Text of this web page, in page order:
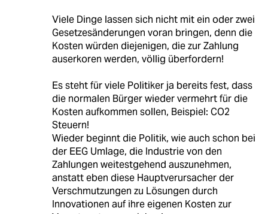
Viele Dinge lassen sich nicht mit ein oder zwei
Gesetzesänderungen voran bringen, denn die
Kosten würden diejenigen, die zur Zahlung
auserkoren werden, völlig überfordern!
Es steht für viele Politiker ja bereits fest, dass
die normalen Bürger wieder vermehrt für die
Kosten aufkommen sollen, Beispiel: CO2
Steuern!
Wieder beginnt die Politik, wie auch schon bei
der EEG Umlage, die Industrie von den
Zahlungen weitestgehend auszunehmen,
anstatt eben diese Hauptverursacher der
Verschmutzungen zu Lösungen durch
Innovationen auf ihre eigenen Kosten zur